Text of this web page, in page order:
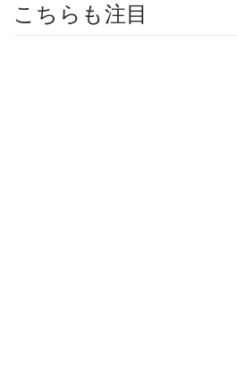
こちらも注目